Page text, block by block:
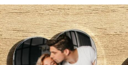
Abbigliamento